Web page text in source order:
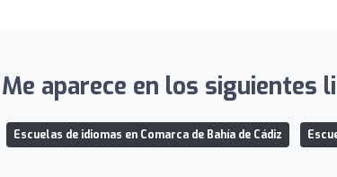
aparece en los siguientes
Escuelas de idiomas en Comarca de Bahía de Cádiz